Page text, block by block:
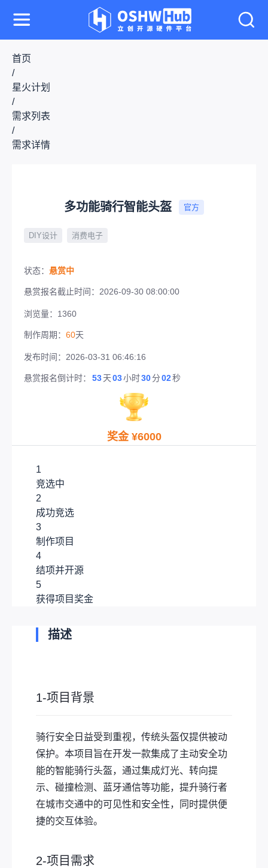
首页
/
星火计划
/
需求列表
/
需求详情
多功能骑行智能头盔 官方
DIY设计 消费电子
状态： 悬赏中
悬赏报名截止时间：2026-09-30 08:00:00
浏览量： 1360
制作周期： 60天
发布时间： 2026-03-31 06:46:16
悬赏报名倒计时： 53天03小时30分02秒
奖金 ¥6000
1
竞选中
2
成功竞选
3
制作项目
4
结项并开源
5
获得项目奖金
描述
1-项目背景
骑行安全日益受到重视，传统头盔仅提供被动
保护。本项目旨在开发一款集成了主动安全功
能的智能骑行头盔，通过集成灯光、转向提
示、碰撞检测、蓝牙通信等功能，提升骑行者
在城市交通中的可见性和安全性，同时提供便
捷的交互体验。
2-项目需求